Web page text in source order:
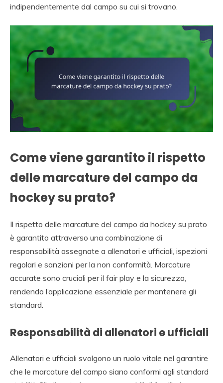
indipendentemente dal campo su cui si trovano.
Come viene garantito il rispetto
delle marcature del campo da
hockey su prato?
Il rispetto delle marcature del campo da hockey su prato
è garantito attraverso una combinazione di
responsabilità assegnate a allenatori e ufficiali, ispezioni
regolari e sanzioni per la non conformità. Marcature
accurate sono cruciali per il fair play e la sicurezza,
rendendo l’applicazione essenziale per mantenere gli
standard.
Responsabilità di allenatori e ufficiali
Allenatori e ufficiali svolgono un ruolo vitale nel garantire
che le marcature del campo siano conformi agli standard